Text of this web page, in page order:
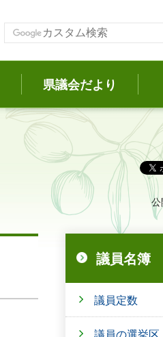
県議会だより
公
議員名簿
議員定数
議員の選挙区